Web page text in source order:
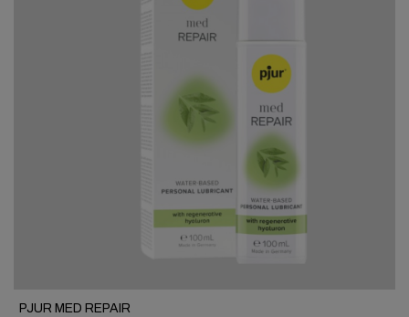
PJUR MED REPAIR